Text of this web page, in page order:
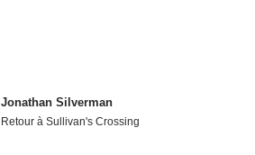
Jonathan Silverman
Retour à Sullivan's Crossing